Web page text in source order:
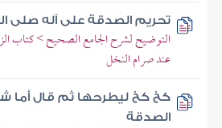
تحريم الصدقة على آله صلى
التوضيح لشرح الجامع الصحيح > كتاب
عند صرام النخل
كخ كخ ليطرحها ثم قال أما
الصدقة